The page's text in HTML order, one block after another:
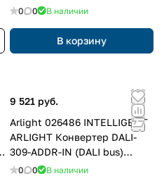
(ARL, -)
0 0 В наличии
В корзину
9 521 руб.
Arlight 026486 INTELLIGENT
ARLIGHT Конвертер DALI-
309-ADDR-IN (DALI bus)
(IARL, -)
0 0 В наличии